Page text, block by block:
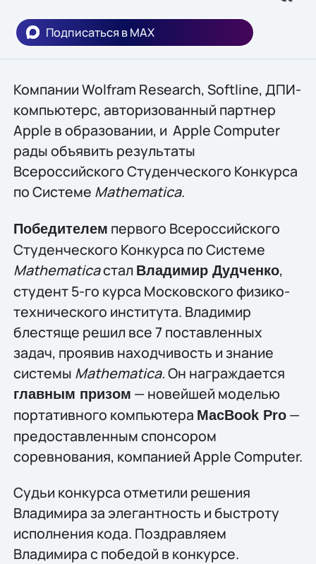
Подписаться в MAX
Компании Wolfram Research, Softline, ДПИ-
компьютерс, авторизованный партнер
Apple в образовании, и Apple Computer
рады объявить результаты
Всероссийского Студенческого Конкурса
по Системе Mathematica.
Победителем первого Всероссийского
Студенческого Конкурса по Системе
Mathematicaстал Владимир Дудченко,
студент 5-го курса Московского физико-
технического института. Владимир
блестяще решил все 7 поставленных
задач, проявив находчивость и знание
системы Mathematica.Он награждается
главным призом — новейшей моделью
портативного компьютера MacBook Pro—
предоставленным спонсором
соревнования, компанией Apple Computer.
Судьи конкурса отметили решения
Владимира за элегантность и быстроту
исполнения кода. Поздравляем
Владимира с победой в конкурсе.